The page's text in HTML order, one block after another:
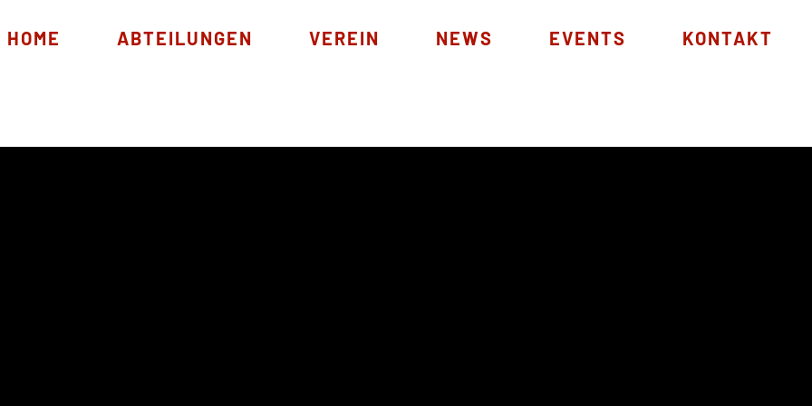
HOME ABTEILUNGEN VEREIN NEWS EVENTS KONTAKT